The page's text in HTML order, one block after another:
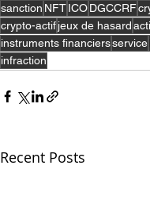
sanction NFTICODGCCRF
crypto-actifjeux de hasard
instruments financiersservice
infraction
Recent Posts